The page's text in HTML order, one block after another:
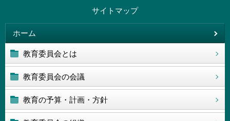
サイトマップ
ホーム
教育委員会とは
教育委員会の会議
教育の予算・計画・方針